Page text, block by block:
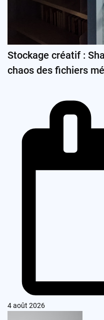
Stockage créatif :
chaos des fichiers
4 août 2026